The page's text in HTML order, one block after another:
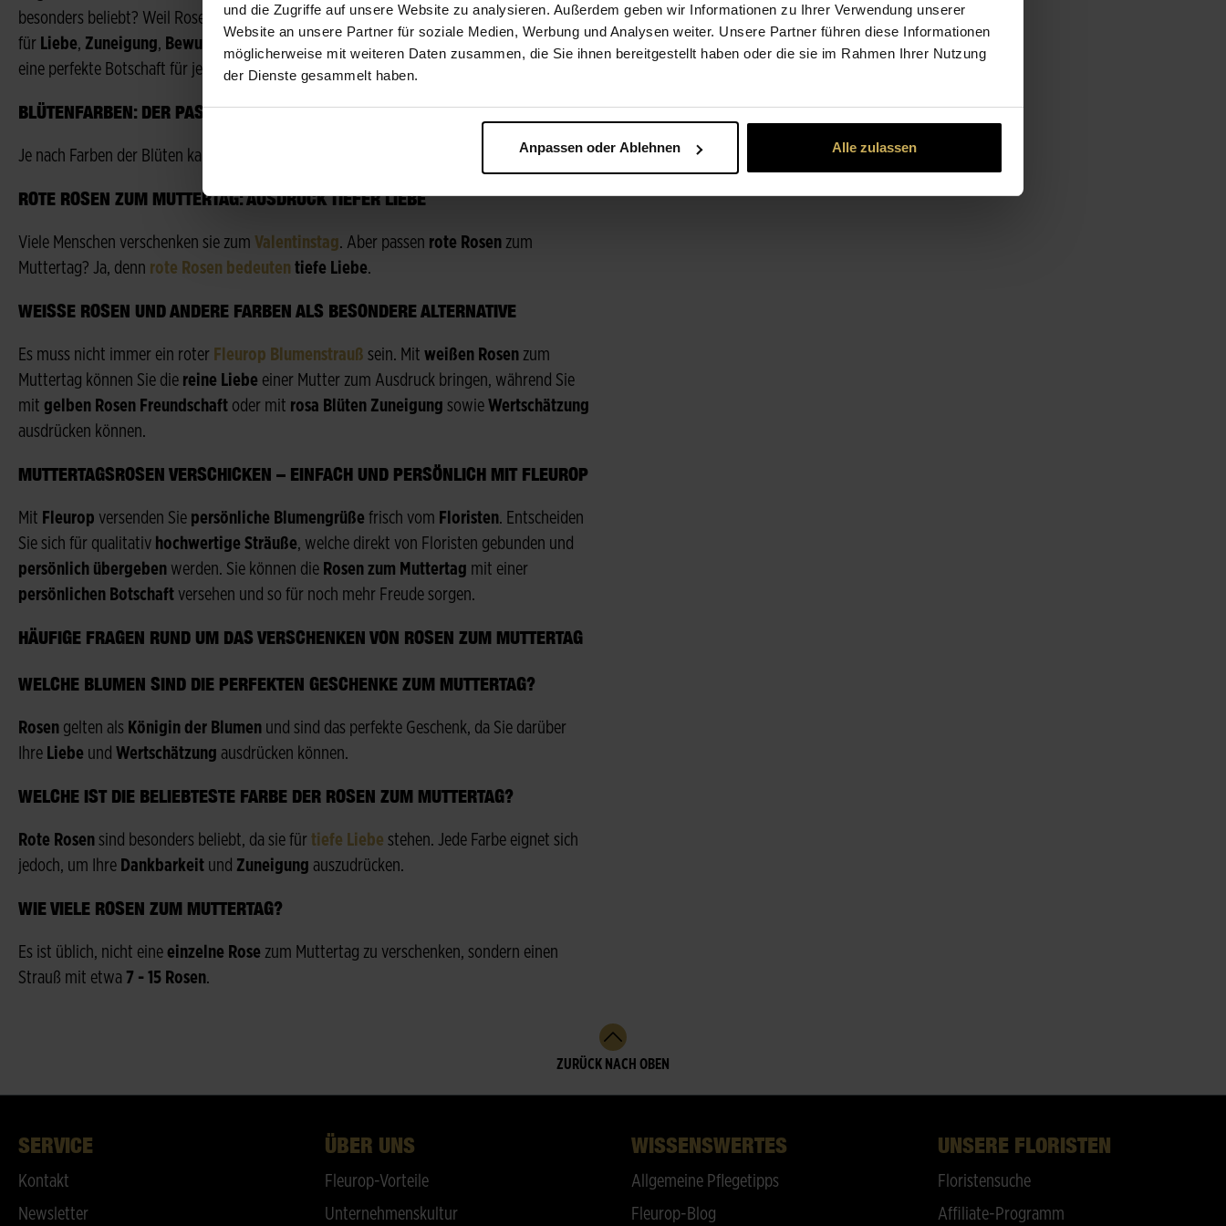
und die Zugriffe auf unsere Website zu analysieren. Außerdem geben wir Informationen zu Ihrer Verwendung unserer
Website an unsere Partner für soziale Medien, Werbung und Analysen weiter. Unsere Partner führen diese Informationen
möglicherweise mit weiteren Daten zusammen, die Sie ihnen bereitgestellt haben oder die sie im Rahmen Ihrer Nutzung
der Dienste gesammelt haben.
Anpassen oder Ablehnen Alle zulassen
besonders beliebt? Weil Rosen alsKöniginnen der Blumen gelten und im Allgemeinen
für Liebe, Zuneigung, Bewunderung Dankbarkeit und auch für
stehen –
eine perfekte Botschaft für jede Mutter.
BLÜTENFARBEN: DER PASSENDE ROSENSTRAUSS FÜR DEN MUTTERTAG
Je nach Farben der Blüten kann die
ROTE ROSEN ZUM MUTTERTAG: AUSDRUCK TIEFER LIEBE
Viele Menschen verschenken sie zum Valentinstag. Aber passen rote Rosen zum
Muttertag? Ja, denn rote Rosen bedeuten tiefe Liebe.
WEISSE ROSEN UND ANDERE FARBEN ALS BESONDERE ALTERNATIVE
Es muss nicht immer ein roter Fleurop Blumenstrauß sein. Mit weißen Rosen zum
Muttertag können Sie die reine Liebe einer Mutter zum Ausdruck bringen, während Sie
mit gelben Rosen Freundschaft oder mit rosa Blüten Zuneigung sowie Wertschätzung
ausdrücken können.
MUTTERTAGSROSEN VERSCHICKEN – EINFACH UND PERSÖNLICH MIT FLEUROP
Mit Fleurop versenden Sie persönliche Blumengrüße frisch vom Floristen. Entscheiden
Sie sich für qualitativ hochwertige Sträuße, welche direkt von Floristen gebunden und
persönlich übergeben werden. Sie können die Rosen zum Muttertag mit einer
persönlichen Botschaft versehen und so für noch mehr Freude sorgen.
HÄUFIGE FRAGEN RUND UM DAS VERSCHENKEN VON ROSEN ZUM MUTTERTAG
WELCHE BLUMEN SIND DIE PERFEKTEN GESCHENKE ZUM MUTTERTAG?
Rosen gelten als Königin der Blumen und sind das perfekte Geschenk, da Sie darüber
Ihre Liebe und Wertschätzung ausdrücken können.
WELCHE IST DIE BELIEBTESTE FARBE DER ROSEN ZUM MUTTERTAG?
Rote Rosen sind besonders beliebt, da sie für tiefe Liebe stehen. Jede Farbe eignet sich
jedoch, um Ihre Dankbarkeit und Zuneigung auszudrücken.
WIE VIELE ROSEN ZUM MUTTERTAG?
Es ist üblich, nicht eine einzelne Rose zum Muttertag zu verschenken, sondern einen
Strauß mit etwa 7 - 15 Rosen.
ZURÜCK NACH OBEN
SERVICE
Kontakt
Newsletter
ÜBER UNS
Fleurop-Vorteile
Unternehmenskultur
WISSENSWERTES
Allgemeine Pflegetipps
Fleurop-Blog
UNSERE FLORISTEN
Floristensuche
Affiliate-Programm